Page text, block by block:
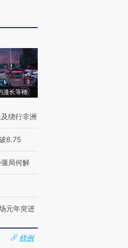
漫长等待
绕行非洲
6.75
局何解
元年突进
样例